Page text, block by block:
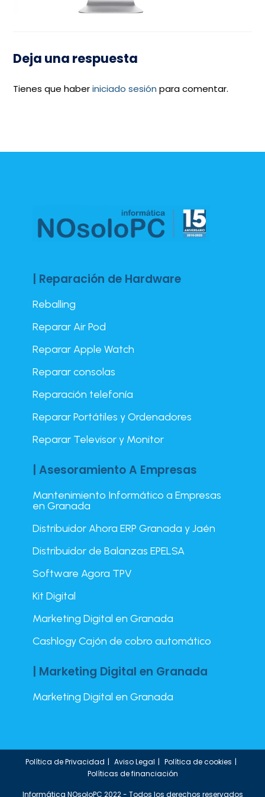
Deja una respuesta
Tienes que haberiniciado sesión para comentar.
| Reparación de Hardware
Reballing
Reparar Air Pod
Reparar Apple Watch
Reparar consolas
Reparación telefonía
Reparar Portátiles y Ordenadores
Reparar Televisor y Monitor
| Asesoramiento A Empresas
Mantenimiento Informático a Empresas
en Granada
Distribuidor Ahora ERP Granada y Jaén
Distribuidor de Balanzas EPELSA
Software Agora TPV
Kit Digital
Marketing Digital en Granada
Cashlogy Cajón de cobro automático
| Marketing Digital en Granada
Marketing Digital en Granada
Política de Privacidad Aviso Legal
Política de cookies
Políticas de financiación
Informática NOsoloPC 2022 - Todos los derechos reservados